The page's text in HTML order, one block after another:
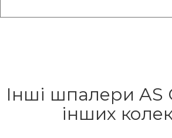
Інші шпалери AS
інших